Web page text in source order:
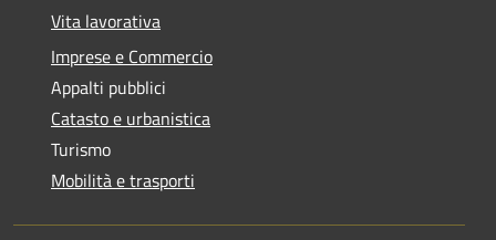
Vita lavorativa
Imprese e Commercio
Appalti pubblici
Catasto e urbanistica
Turismo
Mobilità e trasporti